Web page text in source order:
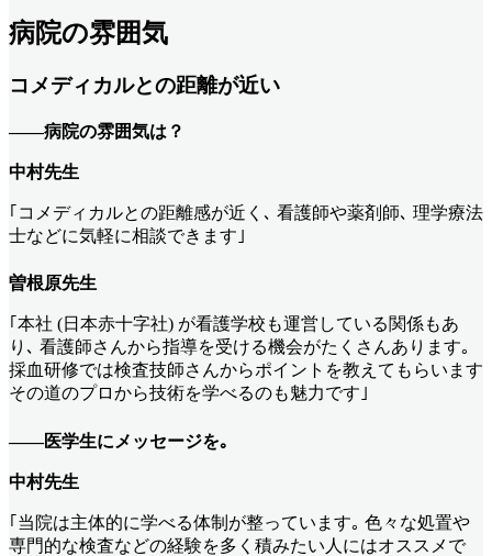
病院の雰囲気
コメディカルとの距離が近い
――病院の雰囲気は？
中村先生
｢コメディカルとの距離感が近く､ 看護師や薬剤師､ 理学療法
士などに気軽に相談できます｣
曽根原先生
｢本社 (日本赤十字社) が看護学校も運営している関係もあ
り､ 看護師さんから指導を受ける機会がたくさんあります｡
採血研修では検査技師さんからポイントを教えてもらいます
その道のプロから技術を学べるのも魅力です｣
――医学生にメッセージを｡
中村先生
｢当院は主体的に学べる体制が整っています｡ 色々な処置や
専門的な検査などの経験を多く積みたい人にはオススメで